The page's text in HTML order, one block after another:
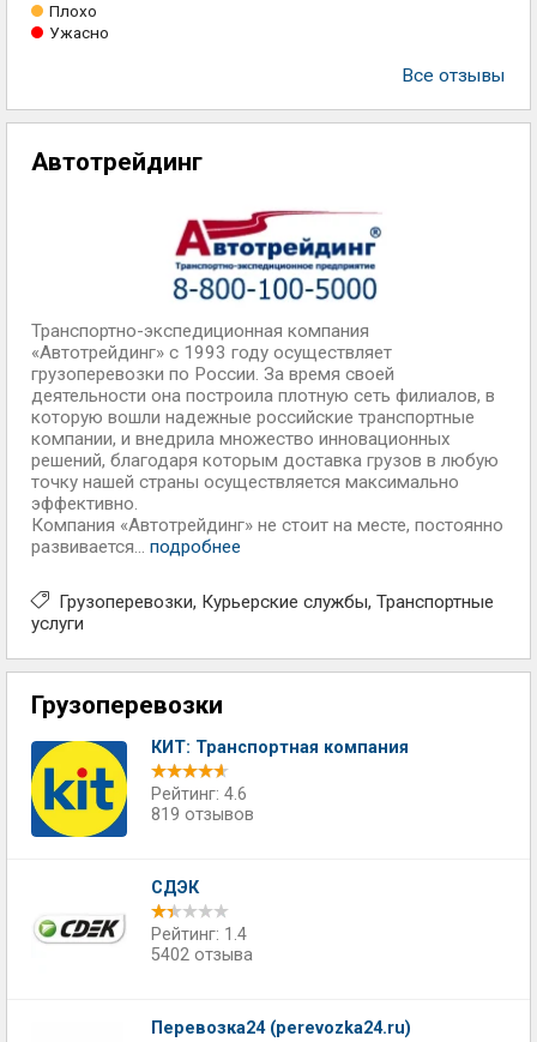
Плохо
Ужасно
Все отзывы
Автотрейдинг
Транспортно-экспедиционная компания
«Автотрейдинг» с 1993 году осуществляет
грузоперевозки по России. За время своей
деятельности она построила плотную сеть филиалов, в
которую вошли надежные российские транспортные
компании, и внедрила множество инновационных
решений, благодаря которым доставка грузов в любую
точку нашей страны осуществляется максимально
эффективно.
Компания «Автотрейдинг» не стоит на месте, постоянно
развивается... подробнее
Грузоперевозки Курьерские службы Транспортные
услуги
Грузоперевозки
КИТ: Транспортная компания
Рейтинг: 4.6
819 отзывов
СДЭК
Рейтинг: 1.4
5402 отзыва
Перевозка24 (perevozka24.ru)